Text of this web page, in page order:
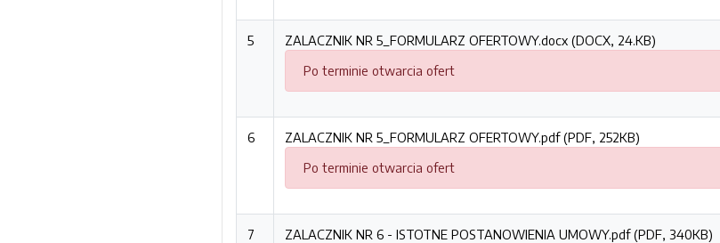
5
ZALACZNIK NR 5_FORMULARZ OFERTOWY.docx (DOCX, 24.KB)
Po terminie otwarcia ofert
6
ZALACZNIK NR 5_FORMULARZ OFERTOWY.pdf (PDF, 252KB)
Po terminie otwarcia ofert
7
ZALACZNIK NR 6 - ISTOTNE POSTANOWIENIA UMOWY.pdf (PDF, 340KB)